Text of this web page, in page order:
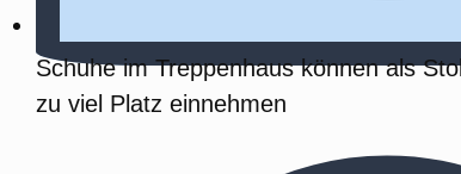
Schuhe im Treppenhaus können als
zu viel Platz einnehmen